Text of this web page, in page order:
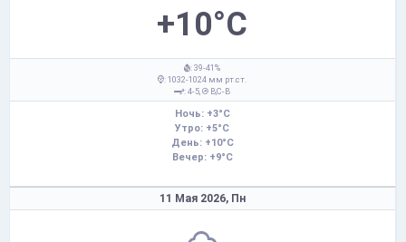
+10°C
: 39-41%
: 1032-1024 мм рт.ст.
: 4-5,
В,С-В
Ночь: +3°C
Утро: +5°C
День: +10°C
Вечер: +9°C
11 Мая 2026, Пн